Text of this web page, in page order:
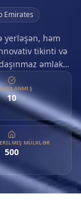
Emirates
yerləşən, həm
tikinti və
əmlak
bağlılığı ilə
mənfəətli
tərəfdaş kimi
başlanğıcdan
sədaqət və
çalışır. Acube
mülklərə
bu da onu
Investorlar,
və keyfiyyət
10
MÜLKLƏR
500